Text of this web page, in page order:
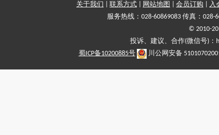
关于我们 联系方式 网站地图 会员订购
入
服务热线：028-60869083 传真：028-
© 2010-
投诉、建议、合作(微信号)
蜀ICP备10200885号
川公网安备